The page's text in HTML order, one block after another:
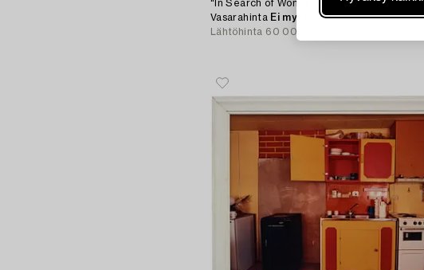
"In Search of Wonderland #7", 2011.
Vasarahinta Ei myyty
Lähtöhinta 60 000 - 80 000 SEK